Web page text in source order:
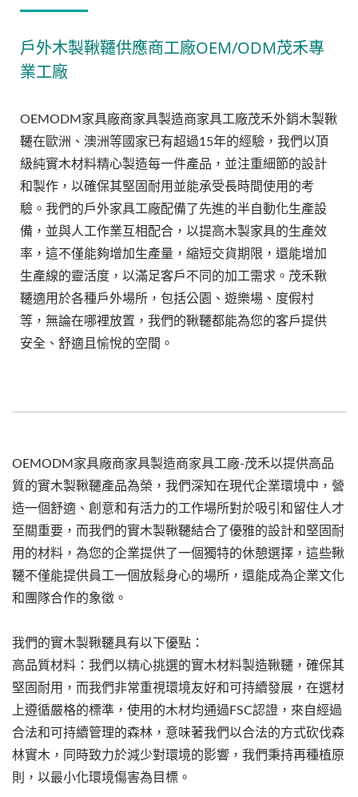
戶外木製鞦韆供應商工廠OEM/ODM茂禾專
業工廠
OEMODM家具廠商家具製造商家具工廠茂禾外銷木製鞦
韆在歐洲、澳洲等國家已有超過15年的經驗，我們以頂
級純實木材料精心製造每一件產品，並注重細節的設計
和製作，以確保其堅固耐用並能承受長時間使用的考
驗。我們的戶外家具工廠配備了先進的半自動化生產設
備，並與人工作業互相配合，以提高木製家具的生產效
率，這不僅能夠增加生產量，縮短交貨期限，還能增加
生產線的靈活度，以滿足客戶不同的加工需求。茂禾鞦
韆適用於各種戶外場所，包括公園、遊樂場、度假村
等，無論在哪裡放置，我們的鞦韆都能為您的客戶提供
安全、舒適且愉悅的空間。
OEMODM家具廠商家具製造商家具工廠-茂禾以提供高品
質的實木製鞦韆產品為榮，我們深知在現代企業環境中，營
造一個舒適、創意和有活力的工作場所對於吸引和留住人才
至關重要，而我們的實木製鞦韆結合了優雅的設計和堅固耐
用的材料，為您的企業提供了一個獨特的休憩選擇，這些鞦
韆不僅能提供員工一個放鬆身心的場所，還能成為企業文化
和團隊合作的象徵。
我們的實木製鞦韆具有以下優點：
高品質材料：我們以精心挑選的實木材料製造鞦韆，確保其
堅固耐用，而我們非常重視環境友好和可持續發展，在選材
上遵循嚴格的標準，使用的木材均通過FSC認證，來自經過
合法和可持續管理的森林，意味著我們以合法的方式砍伐森
林實木，同時致力於減少對環境的影響，我們秉持再種植原
則，以最小化環境傷害為目標。